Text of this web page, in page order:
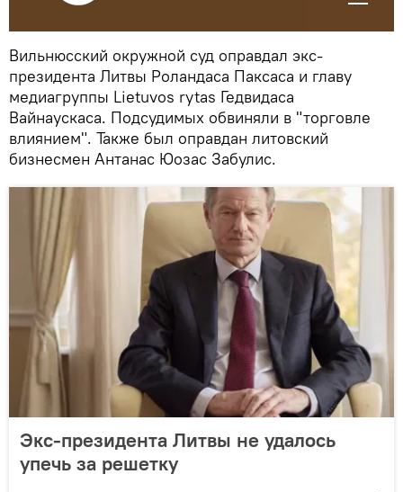
Вильнюсский окружной суд оправдал экс-
президента Литвы Роландаса Паксаса и главу
медиагруппы Lietuvos rytas Гедвидаса
Вайнаускаса. Подсудимых обвиняли в "торговле
влиянием". Также был оправдан литовский
бизнесмен Антанас Юозас Забулис.
Экс-президента Литвы не удалось
упечь за решетку